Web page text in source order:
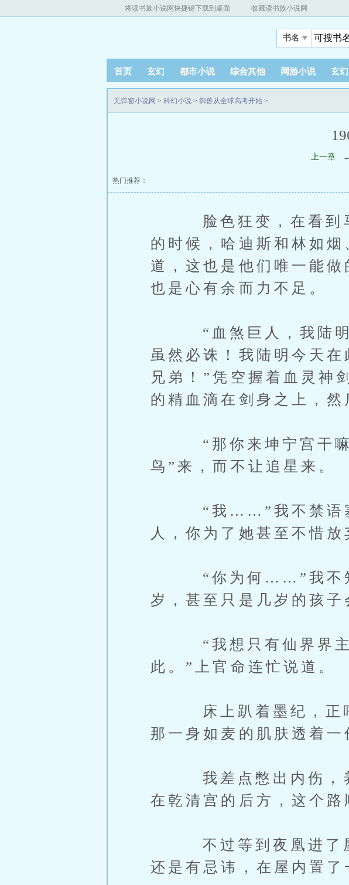
将读书族小说网快捷键下载到桌面 收藏读书族小说网
书名
首页 玄幻 都市小说 综合其他 网游小说 玄
无弹窗小说网 > 科幻小说 > 御兽从全球高考开始 >
上一章 ←
热门推荐：
脸色狂变，在看到马
的时候，哈迪斯和林如
道，这也是他们唯一能
也是心有余而力不足。
“血煞巨人，我陆明曾
虽然必诛！我陆明今天
兄弟！”凭空握着血灵神
的精血滴在剑身之上，然
“那你来坤宁宫干嘛
鸟”来，而不让追星来。
“我……”我不禁语塞
人，你为了她甚至不惜放
“你为何……”我不知
岁，甚至只是几岁的孩子
“我想只有仙界界主
此。”上官命连忙说道。
床上趴着墨纪，正呼
那一身如麦的肌肤透着一
我差点憋出内伤，养
在乾清宫的后方，这个路
不过等到夜凰进了屋
还是有忌讳，在屋内置了